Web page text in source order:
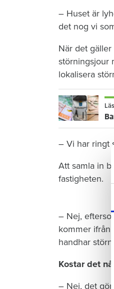
– Huset är
det nog vi
När det
störningsjour
lokalisera
– Vi har ringt
Att samla in
fastigheten.
– Nej,
kommer
handhar
Kostar det
– Nej, det gör